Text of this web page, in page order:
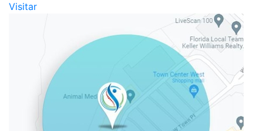
Visitar